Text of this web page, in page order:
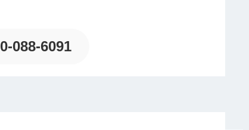
088-6091